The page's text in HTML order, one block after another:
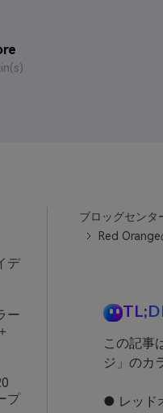
デ
ー
プ
ブロッグセンタ
Red
この記事
ジ」のカ
● レッド